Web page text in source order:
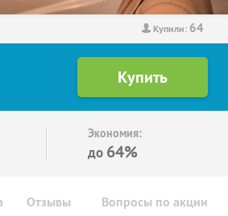
Купили: 64
Экономия:
до 64%
Отзывы Вопросы по акции